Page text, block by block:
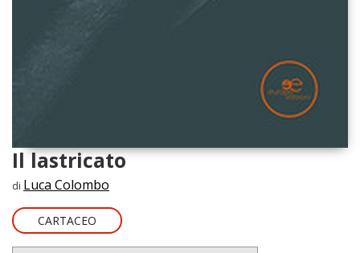
Il lastricato
di Luca Colombo
CARTACEO